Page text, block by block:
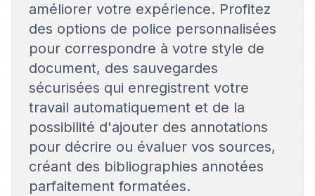
améliorer votre expérience. Profitez
des options de police personnalisées
pour correspondre à votre style de
document, des sauvegardes
sécurisées qui enregistrent votre
travail automatiquement et de la
possibilité d'ajouter des annotations
pour décrire ou évaluer vos sources,
créant des bibliographies annotées
parfaitement formatées.